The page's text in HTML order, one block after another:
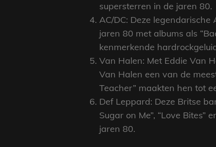
supersterren in de jaren 80.
AC/DC: Deze
jaren 80 met albums als
kenmerkende
Van Halen: Met Eddie Van
Van Halen een van de
Teacher” maakten hen tot
Def Leppard: Deze Britse
Sugar on Me”, “Love
jaren 80.